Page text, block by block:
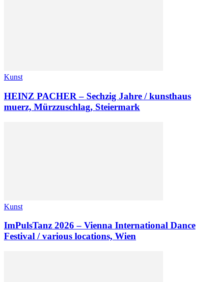
Kunst
HEINZ PACHER – Sechzig Jahre / kunsthaus
muerz, Mürzzuschlag, Steiermark
Kunst
ImPulsTanz 2026 – Vienna International Dance
Festival / various locations, Wien